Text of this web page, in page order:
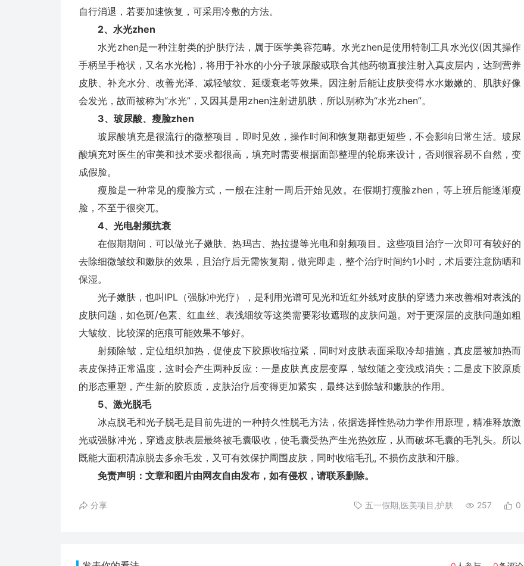
自行消退，若要加速恢复，可采用冷敷的方法。
2、水光zhen
水光zhen是一种注射类的护肤疗法，属于医学美容范畴。水光zhen是使用特制工具水光仪(因其操作
手柄呈手枪状，又名水光枪)，将用于补水的小分子玻尿酸或联合其他药物直接注射入真皮层内，达到营养
皮肤、补充水分、改善光泽、减轻皱纹、延缓衰老等效果。因注射后能让皮肤变得水水嫩嫩的、肌肤好像
会发光，故而被称为“水光”，又因其是用zhen注射进肌肤，所以别称为“水光zhen”。
3、玻尿酸、瘦脸zhen
玻尿酸填充是很流行的微整项目，即时见效，操作时间和恢复期都更短些，不会影响日常生活。玻尿
酸填充对医生的审美和技术要求都很高，填充时需要根据面部整理的轮廓来设计，否则很容易不自然，变
成假脸。
瘦脸是一种常见的瘦脸方式，一般在注射一周后开始见效。在假期打瘦脸zhen，等上班后能逐渐瘦
脸，不至于很突兀。
4、光电射频抗衰
在假期期间，可以做光子嫩肤、热玛吉、热拉提等光电和射频项目。这些项目治疗一次即可有较好的
去除细微皱纹和嫩肤的效果，且治疗后无需恢复期，做完即走，整个治疗时间约1小时，术后要注意防晒和
保湿。
光子嫩肤，也叫IPL（强脉冲光疗），是利用光谱可见光和近红外线对皮肤的穿透力来改善相对表浅的
皮肤问题，如色斑/色素、红血丝、表浅细纹等这类需要彩妆遮瑕的皮肤问题。对于更深层的皮肤问题如粗
大皱纹、比较深的疤痕可能效果不够好。
射频除皱，定位组织加热，促使皮下胶原收缩拉紧，同时对皮肤表面采取冷却措施，真皮层被加热而
表皮保持正常温度，这时会产生两种反应：一是皮肤真皮层变厚，皱纹随之变浅或消失；二是皮下胶原质
的形态重塑，产生新的胶原质，皮肤治疗后变得更加紧实，最终达到除皱和嫩肤的作用。
5、激光脱毛
冰点脱毛和光子脱毛是目前先进的一种持久性脱毛方法，依据选择性热动力学作用原理，精准释放激
光或强脉冲光，穿透皮肤表层最终被毛囊吸收，使毛囊受热产生光热效应，从而破坏毛囊的毛乳头。所以
既能大面积清凉脱去多余毛发，又可有效保护周围皮肤，同时收缩毛孔, 不损伤皮肤和汗腺。
免责声明：文章和图片由网友自由发布，如有侵权，请联系删除。
分享 五一假期,医美项目,护肤 257 0